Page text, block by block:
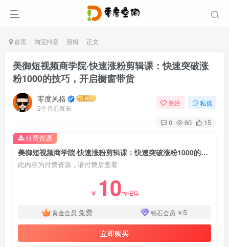
首页 淘宝抖音 剪辑 正文
美御短视频商学院·快速涨粉剪辑课：快速突破涨
粉1000的技巧，开启橱窗带货
零度风格
2个月前发布
关注 私信
0 60 15
美御短视频商学院·快速涨粉剪辑课：快速突破涨粉1000的技巧，开启橱窗带货
此内容为付费资源，请付费后查看
￥ 10￥20
黄金会员 免费 钻石会员 ￥5
立即购买
付费资源